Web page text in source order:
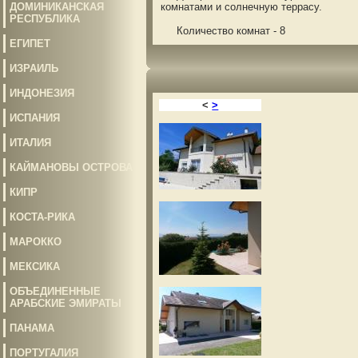
ДОМИНИКАНСКАЯ
РЕСПУБЛИКА
ЕГИПЕТ
ИЗРАИЛЬ
ИНДОНЕЗИЯ
ИСПАНИЯ
ИТАЛИЯ
КАЙМАНОВЫ ОСТРОВА
КИПР
КОСТА-РИКА
МАРОККО
МЕКСИКА
ОБЪЕДИНЕННЫЕ
АРАБСКИЕ ЭМИРАТЫ
ПАНАМА
ПОРТУГАЛИЯ
комнатами и солнечную террасу.
Количество комнат - 8
< >